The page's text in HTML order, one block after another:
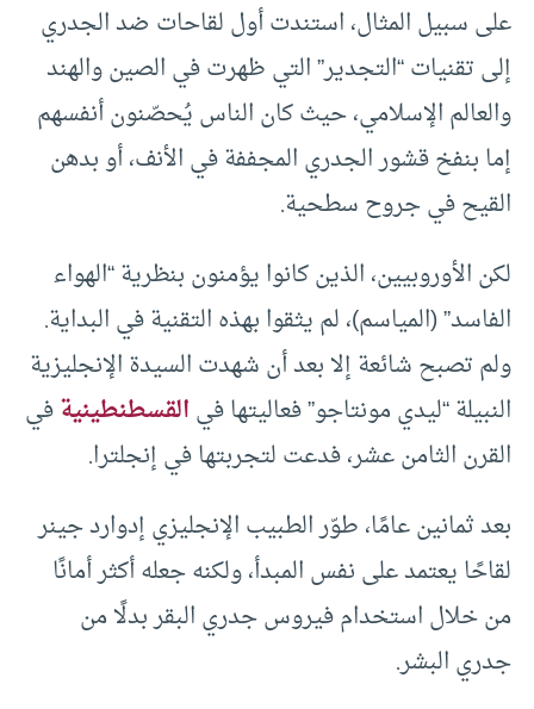
على سبيل المثال، استندت أول لقاحات ضد الجدري
إلى تقنيات “التجدير” التي ظهرت في الصين والهند
والعالم الإسلامي، حيث كان الناس يُحصّنون أنفسهم
إما بنفخ قشور الجدري المجففة في الأنف، أو بدهن
القيح في جروح سطحية.
لكن الأوروبيين، الذين كانوا يؤمنون بنظرية “الهواء
الفاسد” (المياسم)، لم يثقوا بهذه التقنية في البداية.
ولم تصبح شائعة إلا بعد أن شهدت السيدة الإنجليزية
النبيلة “ليدي مونتاجو” فعاليتها فيالقسطنطينيةفي
القرن الثامن عشر، فدعت لتجربتها في إنجلترا.
بعد ثمانين عامًا، طوّر الطبيب الإنجليزي إدوارد جينر
لقاحًا يعتمد على نفس المبدأ، ولكنه جعله أكثر أمانًا
من خلال استخدام فيروس جدري البقر بدلًا من
جدري البشر.